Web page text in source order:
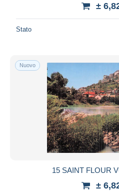
±
Stato
Nuovo
15 SAINT FLOUR
±